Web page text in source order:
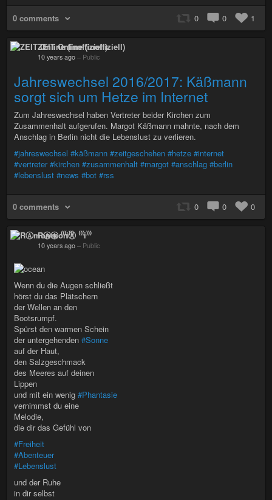
0 comments 0 0 1
ZEIT Online (inoffiziell)
10 years ago – Public
Jahreswechsel 2016/2017: Käßmann
sorgt sich um Hetze im Internet
Zum Jahreswechsel haben Vertreter beider Kirchen zum
Zusammenhalt aufgerufen. Margot Käßmann mahnte, nach dem
Anschlag in Berlin nicht die Lebenslust zu verlieren.
#jahreswechsel #käßmann #zeitgeschehen #hetze #internet
#vertreter #kirchen #zusammenhalt #margot #anschlag #berlin
#lebenslust #news #bot #rss
0 comments 0 0 0
RⒶmonⒶ ⁽⁽⁽i⁾⁾⁾
10 years ago – Public
Wenn du die Augen schließt
hörst du das Plätschern
der Wellen an den
Bootsrumpf.
Spürst den warmen Schein
der untergehenden #Sonne
auf der Haut,
den Salzgeschmack
des Meeres auf deinen
Lippen
und mit ein wenig #Phantasie
vernimmst du eine
Melodie,
die dir das Gefühl von
#Freiheit
#Abenteuer
#Lebenslust
und der Ruhe
in dir selbst